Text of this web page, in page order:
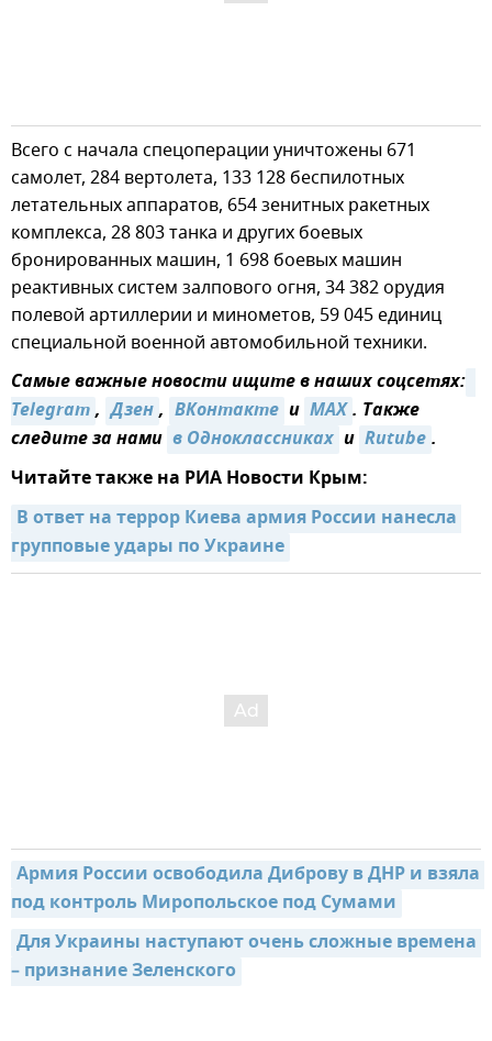
Всего с начала спецоперации уничтожены 671
самолет, 284 вертолета, 133 128 беспилотных
летательных аппаратов, 654 зенитных ракетных
комплекса, 28 803 танка и других боевых
бронированных машин, 1 698 боевых машин
реактивных систем залпового огня, 34 382 орудия
полевой артиллерии и минометов, 59 045 единиц
специальной военной автомобильной техники.
Самые важные новости ищите в наших соцсетях:
Telegram, Дзен, ВКонтакте и MAX. Также
следите за нами в Одноклассниках и Rutube.
Читайте также на РИА Новости Крым:
В ответ на террор Киева армия России нанесла
групповые удары по Украине
Армия России освободила Диброву в ДНР и взяла
под контроль Миропольское под Сумами
Для Украины наступают очень сложные времена
– признание Зеленского